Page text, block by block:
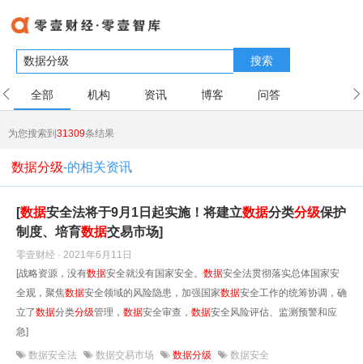
搜索
全部 机构 资讯 博客 问答
为您搜索到31309条结果
数据分级-的相关资讯
[数据安全法将于9月1日起实施！将建立数据分类分级保护
制度、培育数据交易市场]
零壹财经 · 2021年6月11日
[战略资源，没有数据安全就没有国家安全。 数据安全法贯彻落实总体国家安
全观，聚焦数据安全领域的风险隐患，加强国家数据安全工作的统筹协调，确
立了数据分类分级管理， 数据安全审查， 数据安全风险评估、监测预警和应
急]
数据安全法 数据交易市场 数据分级 数据安全